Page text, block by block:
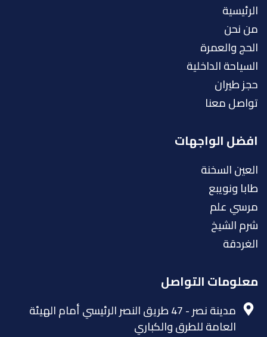
الرئيسية
من نحن
الحج والعمرة
السياحة الداخلية
حجز طيران
تواصل معنا
افضل الواجهات
العين السخنة
طابا ونويبع
مرسي علم
شرم الشيخ
الغردقة
معلومات التواصل
مدينة نصر - 47 طريق النصر الرئيسي أمام الهيئة
العامة للطرق والكباري